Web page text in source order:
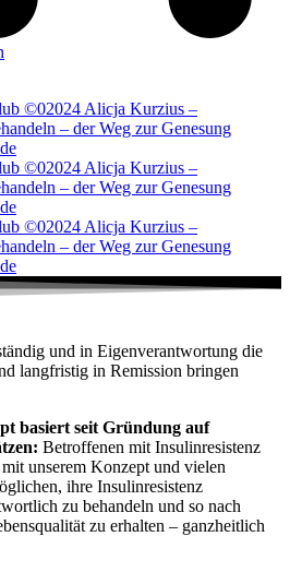
und in Eigenverantwortung die
langfristig in Remission bringen
basiert seit Gründung auf
Betroffenen mit Insulinresistenz
unserem Konzept und vielen
ihre Insulinresistenz
zu behandeln und so nach
zu erhalten – ganzheitlich